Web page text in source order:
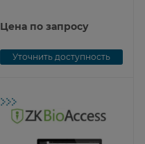
Цена по запросу
Уточнить доступность